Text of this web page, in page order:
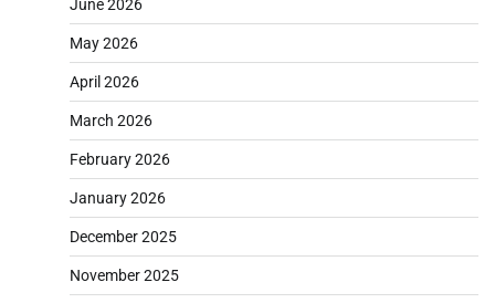
June 2026
May 2026
April 2026
March 2026
February 2026
January 2026
December 2025
November 2025